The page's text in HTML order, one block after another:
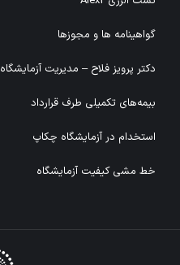
گواهینامه ها و مجوزها
دکتر پرویز فلاح – مدیریت آزمایشگاه
بیمه‌های تکمیلی طرف قرارداد
استخدام در آزمایشگاه چکاپ
خط مشی کیفیت آزمایشگاه